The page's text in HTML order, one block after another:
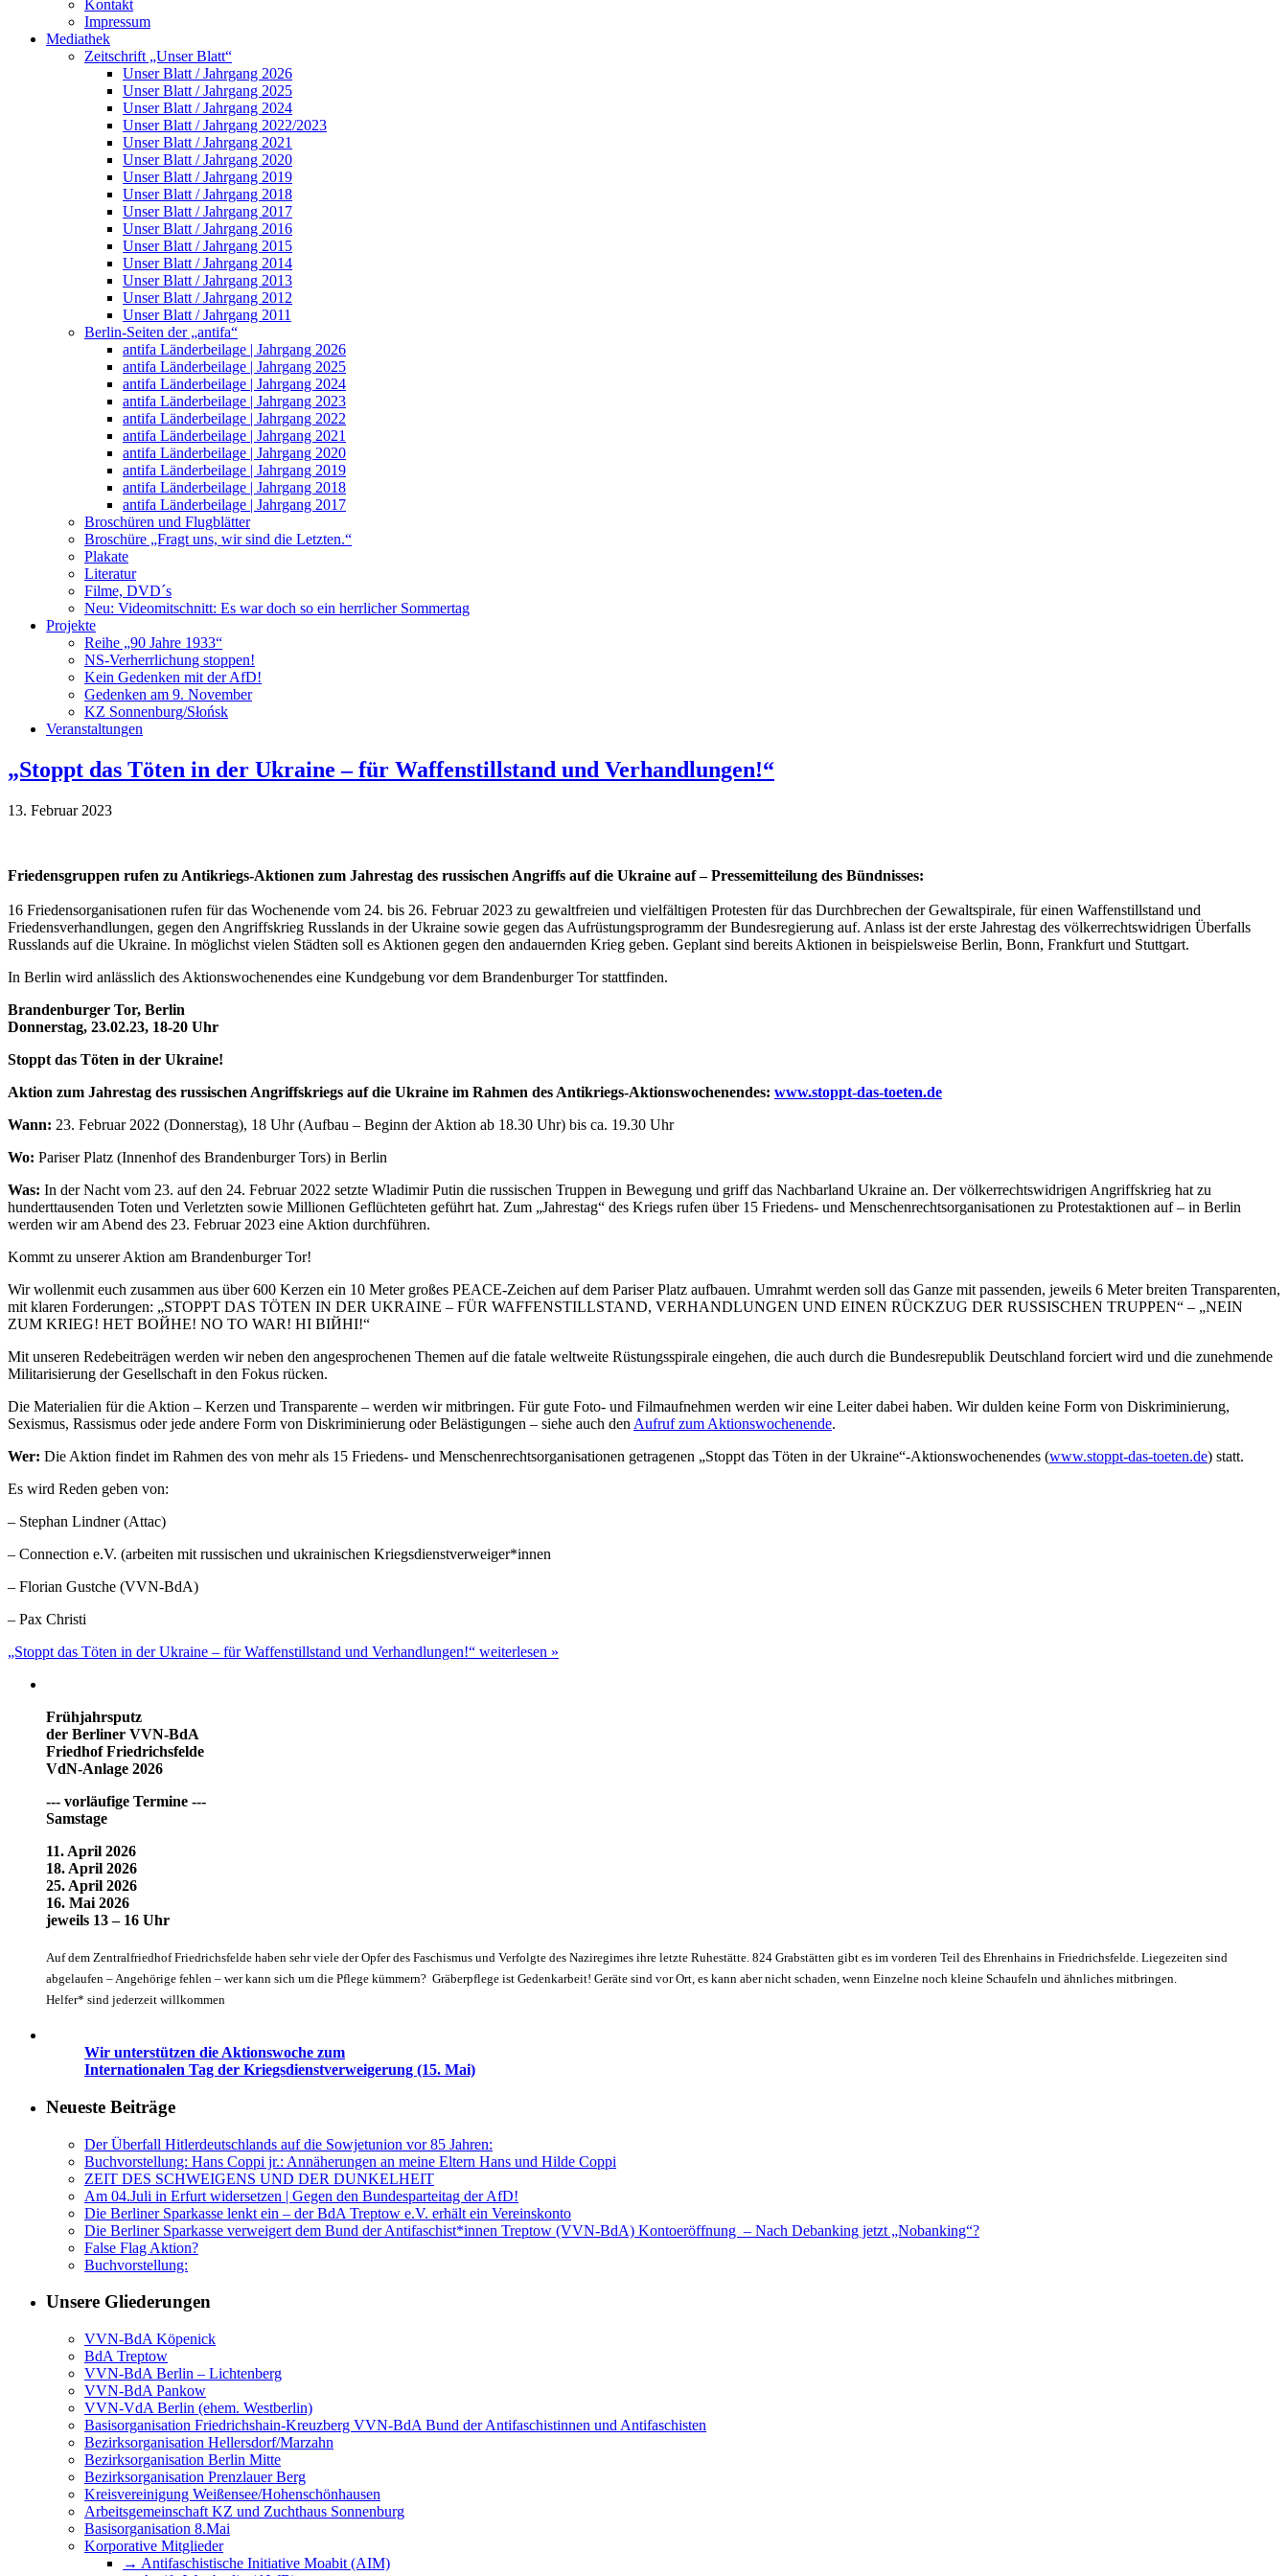
Kontakt
Impressum
Mediathek
Zeitschrift „Unser Blatt“
Unser Blatt / Jahrgang 2026
Unser Blatt / Jahrgang 2025
Unser Blatt / Jahrgang 2024
Unser Blatt / Jahrgang 2022/2023
Unser Blatt / Jahrgang 2021
Unser Blatt / Jahrgang 2020
Unser Blatt / Jahrgang 2019
Unser Blatt / Jahrgang 2018
Unser Blatt / Jahrgang 2017
Unser Blatt / Jahrgang 2016
Unser Blatt / Jahrgang 2015
Unser Blatt / Jahrgang 2014
Unser Blatt / Jahrgang 2013
Unser Blatt / Jahrgang 2012
Unser Blatt / Jahrgang 2011
Berlin-Seiten der „antifa“
antifa Länderbeilage | Jahrgang 2026
antifa Länderbeilage | Jahrgang 2025
antifa Länderbeilage | Jahrgang 2024
antifa Länderbeilage | Jahrgang 2023
antifa Länderbeilage | Jahrgang 2022
antifa Länderbeilage | Jahrgang 2021
antifa Länderbeilage | Jahrgang 2020
antifa Länderbeilage | Jahrgang 2019
antifa Länderbeilage | Jahrgang 2018
antifa Länderbeilage | Jahrgang 2017
Broschüren und Flugblätter
Broschüre „Fragt uns, wir sind die Letzten.“
Plakate
Literatur
Filme, DVD´s
Neu: Videomitschnitt: Es war doch so ein herrlicher Sommertag
Projekte
Reihe „90 Jahre 1933“
NS-Verherrlichung stoppen!
Kein Gedenken mit der AfD!
Gedenken am 9. November
KZ Sonnenburg/Słońsk
Veranstaltungen
„Stoppt das Töten in der Ukraine – für Waffenstillstand und Verhandlungen!“
13. Februar 2023
Friedensgruppen rufen zu Antikriegs-Aktionen zum Jahrestag des russischen Angriffs auf die Ukraine auf – Pressemitteilung des Bündnisses:
16 Friedensorganisationen rufen für das Wochenende vom 24. bis 26. Februar 2023 zu gewaltfreien und vielfältigen Protesten für das Durchbrechen der Gewaltspirale, für einen Waffenstillstand und
Friedensverhandlungen, gegen den Angriffskrieg Russlands in der Ukraine sowie gegen das Aufrüstungsprogramm der Bundesregierung auf. Anlass ist der erste Jahrestag des völkerrechtswidrigen Überfalls
Russlands auf die Ukraine. In möglichst vielen Städten soll es Aktionen gegen den andauernden Krieg geben. Geplant sind bereits Aktionen in beispielsweise Berlin, Bonn, Frankfurt und Stuttgart.
In Berlin wird anlässlich des Aktionswochenendes eine Kundgebung vor dem Brandenburger Tor stattfinden.
Brandenburger Tor, Berlin
Donnerstag, 23.02.23, 18-20 Uhr
Stoppt das Töten in der Ukraine!
Aktion zum Jahrestag des russischen Angriffskriegs auf die Ukraine im Rahmen des Antikriegs-Aktionswochenendes: www.stoppt-das-toeten.de
Wann: 23. Februar 2022 (Donnerstag), 18 Uhr (Aufbau – Beginn der Aktion ab 18.30 Uhr) bis ca. 19.30 Uhr
Wo: Pariser Platz (Innenhof des Brandenburger Tors) in Berlin
Was: In der Nacht vom 23. auf den 24. Februar 2022 setzte Wladimir Putin die russischen Truppen in Bewegung und griff das Nachbarland Ukraine an. Der völkerrechtswidrigen Angriffskrieg hat zu
hunderttausenden Toten und Verletzten sowie Millionen Geflüchteten geführt hat. Zum „Jahrestag“ des Kriegs rufen über 15 Friedens- und Menschenrechtsorganisationen zu Protestaktionen auf – in Berlin
werden wir am Abend des 23. Februar 2023 eine Aktion durchführen.
Kommt zu unserer Aktion am Brandenburger Tor!
Wir wollenmit euch zusammen aus über 600 Kerzen ein 10 Meter großes PEACE-Zeichen auf dem Pariser Platz aufbauen. Umrahmt werden soll das Ganze mit passenden, jeweils 6 Meter breiten Transparenten,
mit klaren Forderungen: „STOPPT DAS TÖTEN IN DER UKRAINE – FÜR WAFFENSTILLSTAND, VERHANDLUNGEN UND EINEN RÜCKZUG DER RUSSISCHEN TRUPPEN“ – „NEIN
ZUM KRIEG! НЕТ ВОЙНЕ! NO TO WAR! НІ ВІЙНІ!“
Mit unseren Redebeiträgen werden wir neben den angesprochenen Themen auf die fatale weltweite Rüstungsspirale eingehen, die auch durch die Bundesrepublik Deutschland forciert wird und die zunehmende
Militarisierung der Gesellschaft in den Fokus rücken.
Die Materialien für die Aktion – Kerzen und Transparente – werden wir mitbringen. Für gute Foto- und Filmaufnehmen werden wir eine Leiter dabei haben. Wir dulden keine Form von Diskriminierung,
Sexismus, Rassismus oder jede andere Form von Diskriminierung oder Belästigungen – siehe auch den Aufruf zum Aktionswochenende.
Wer: Die Aktion findet im Rahmen des von mehr als 15 Friedens- und Menschenrechtsorganisationen getragenen „Stoppt das Töten in der Ukraine“-Aktionswochenendes (www.stoppt-das-toeten.de) statt.
Es wird Reden geben von:
– Stephan Lindner (Attac)
– Connection e.V. (arbeiten mit russischen und ukrainischen Kriegsdienstverweiger*innen
– Florian Gustche (VVN-BdA)
– Pax Christi
„Stoppt das Töten in der Ukraine – für Waffenstillstand und Verhandlungen!“ weiterlesen »
Frühjahrsputz
der Berliner VVN-BdA
Friedhof Friedrichsfelde
VdN-Anlage 2026
--- vorläufige Termine ---
Samstage
11. April 2026
18. April 2026
25. April 2026
16. Mai 2026
jeweils 13 – 16 Uhr
Auf dem Zentralfriedhof Friedrichsfelde haben sehr viele der Opfer des Faschismus und Verfolgte des Naziregimes ihre letzte Ruhestätte. 824 Grabstätten gibt es im vorderen Teil des Ehrenhains in Friedrichsfelde. Liegezeiten sind
abgelaufen – Angehörige fehlen – wer kann sich um die Pflege kümmern? Gräberpflege ist Gedenkarbeit! Geräte sind vor Ort, es kann aber nicht schaden, wenn Einzelne noch kleine Schaufeln und ähnliches mitbringen.
Helfer* sind jederzeit willkommen
Wir unterstützen die Aktionswoche zum
Internationalen Tag der Kriegsdienstverweigerung (15. Mai)
Neueste Beiträge
Der Überfall Hitlerdeutschlands auf die Sowjetunion vor 85 Jahren:
Buchvorstellung: Hans Coppi jr.: Annäherungen an meine Eltern Hans und Hilde Coppi
ZEIT DES SCHWEIGENS UND DER DUNKELHEIT
Am 04.Juli in Erfurt widersetzen | Gegen den Bundesparteitag der AfD!
Die Berliner Sparkasse lenkt ein – der BdA Treptow e.V. erhält ein Vereinskonto
Die Berliner Sparkasse verweigert dem Bund der Antifaschist*innen Treptow (VVN-BdA) Kontoeröffnung – Nach Debanking jetzt „Nobanking“?
False Flag Aktion?
Buchvorstellung:
Unsere Gliederungen
VVN-BdA Köpenick
BdA Treptow
VVN-BdA Berlin – Lichtenberg
VVN-BdA Pankow
VVN-VdA Berlin (ehem. Westberlin)
Basisorganisation Friedrichshain-Kreuzberg VVN-BdA Bund der Antifaschistinnen und Antifaschisten
Bezirksorganisation Hellersdorf/Marzahn
Bezirksorganisation Berlin Mitte
Bezirksorganisation Prenzlauer Berg
Kreisvereinigung Weißensee/Hohenschönhausen
Arbeitsgemeinschaft KZ und Zuchthaus Sonnenburg
Basisorganisation 8.Mai
Korporative Mitglieder
→ Antifaschistische Initiative Moabit (AIM)